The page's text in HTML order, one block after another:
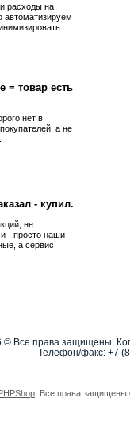
расходы на
автоматизируем
= товар есть
нет в
а не
- купил.
не
- просто наши
а сервис
© Все права защищены.
Телефон/факс: +7
. Все права защищены